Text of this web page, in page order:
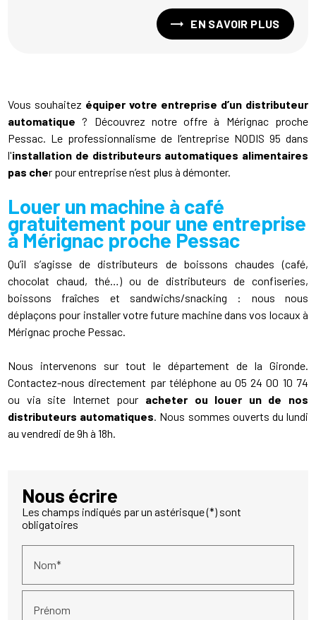
EN SAVOIR PLUS
Vous souhaitez équiper votre entreprise d’un distributeur
automatique ? Découvrez notre offre à Mérignac proche
Pessac. Le professionnalisme de l’entreprise NODIS 95 dans
l'installation de distributeurs automatiques alimentaires
pas cher pour entreprise n’est plus à démonter.
Louer un machine à café
gratuitement pour une entreprise
à Mérignac proche Pessac
Qu’il s’agisse de distributeurs de boissons chaudes (café,
chocolat chaud, thé…) ou de distributeurs de confiseries,
boissons fraîches et sandwichs/snacking : nous nous
déplaçons pour installer votre future machine dans vos locaux à
Mérignac proche Pessac.
Nous intervenons sur tout le département de la Gironde.
Contactez-nous directement par téléphone au 05 24 00 10 74
ou via site Internet pour acheter ou louer un de nos
distributeurs automatiques. Nous sommes ouverts du lundi
au vendredi de 9h à 18h.
Nous écrire
Les champs indiqués par un astérisque (*) sont
obligatoires
Nom*
Prénom